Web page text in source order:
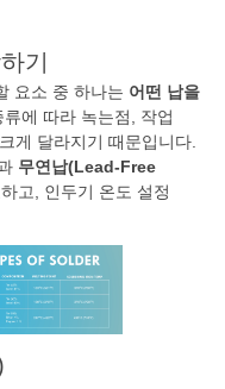
기
요소 중 하나는 어떤 납을
에 따라 녹는점, 작업
게 달라지기 때문입니다.
무연납(Lead-Free
고, 인두기 온도 설정